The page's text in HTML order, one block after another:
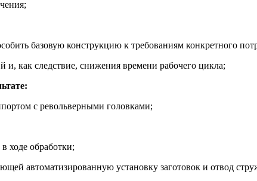
базовую конструкцию к требованиям конкретного
как следствие, снижения времени рабочего цикла;
с револьверными головками;
ходе обработки;
автоматизированную установку заготовок и отвод